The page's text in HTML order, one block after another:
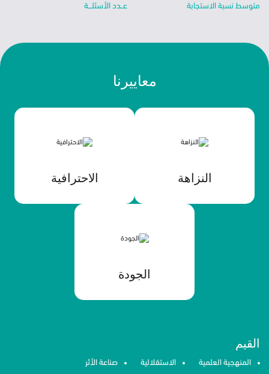
متوسط نسبة الاستجابة
معاييرنا
النزاهة الاحترافية
الجودة
القيم
المنهجية العلمية الاستقلالية صناعة الأثر